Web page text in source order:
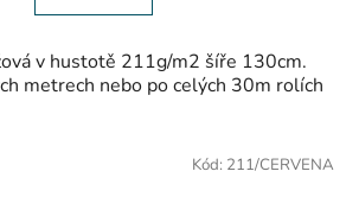
v hustotě 211g/m2 šíře 130cm.
metrech nebo po celých 30m rolích
Kód: 211/CERVENA